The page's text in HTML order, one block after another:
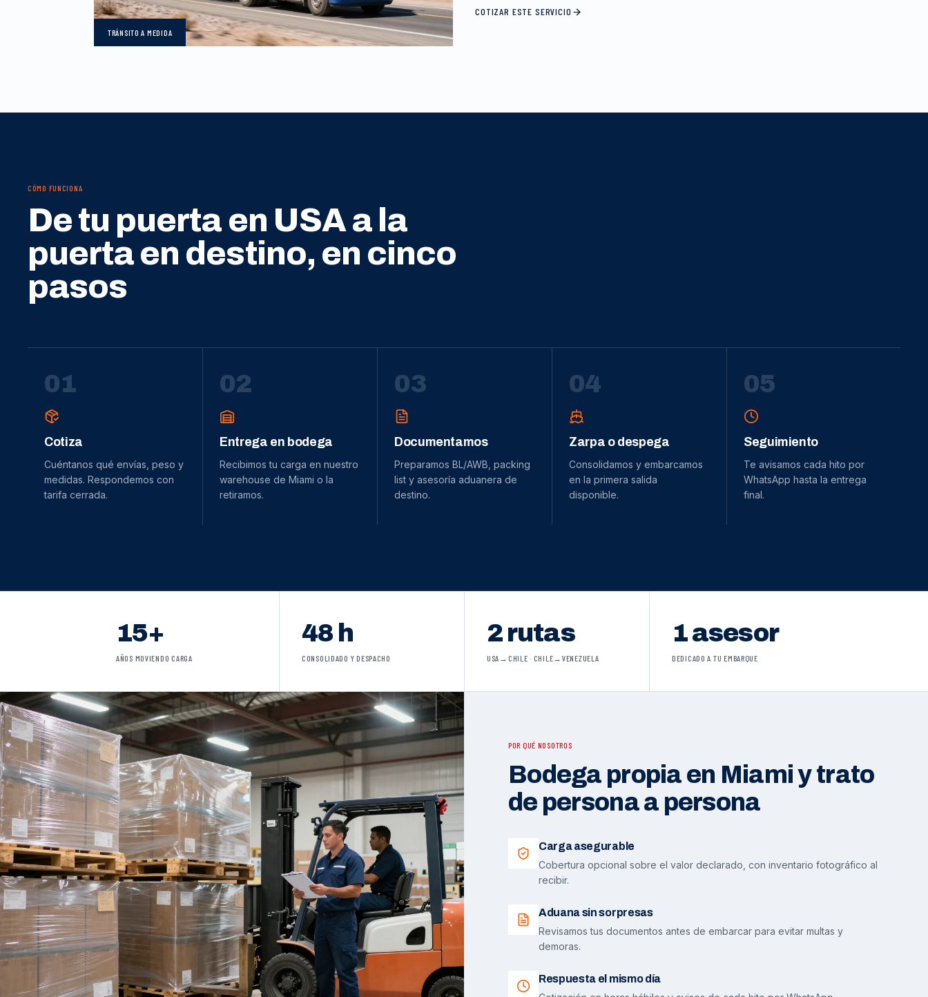
TRÁNSITOA MEDIDA
COTIZAR ESTE SERVICIO
CÓMO FUNCIONA
De tu puerta en USA a la
puerta en destino, en cinco
pasos
01
Cotiza
Cuéntanos qué envías, peso y
medidas. Respondemos con
tarifa cerrada.
02
Entrega en bodega
Recibimos tu carga en nuestro
warehouse de Miami o la
retiramos.
03
Documentamos
Preparamos BL/AWB, packing
list y asesoría aduanera de
destino.
04
Zarpa o despega
Consolidamos y embarcamos
en la primera salida
disponible.
05
Seguimiento
Te avisamos cada hito por
WhatsApp hasta la entrega
final.
15+
AÑOS MOVIENDO CARGA
48 h
CONSOLIDADO Y DESPACHO
2 rutas
USA→CHILE · CHILE→VENEZUELA
1 asesor
DEDICADO A TU EMBARQUE
POR QUÉ NOSOTROS
Bodega propia en Miami y trato
de persona a persona
Carga asegurable
Cobertura opcional sobre el valor declarado, con inventario fotográfico al
recibir.
Aduana sin sorpresas
Revisamos tus documentos antes de embarcar para evitar multas y
demoras.
Respuesta el mismo día